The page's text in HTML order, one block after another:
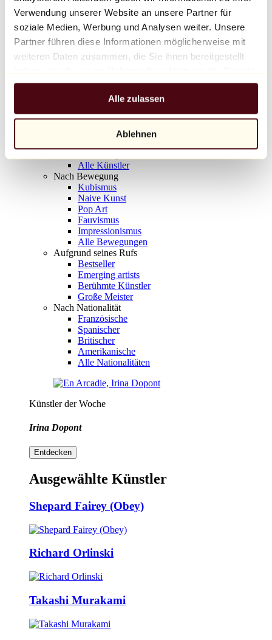
Verwendung unserer Website an unsere Partner für
soziale Medien, Werbung und Analysen weiter. Unsere
Partner führen diese Informationen möglicherweise mit
weiteren Daten zusammen, die Sie ihnen bereitgestellt
gesammelt haben.
Alle zulassen
Ablehnen
Balloon Dog (Orange)
Jeff Koons
10.000 €
Entdecken
Alle Bildhauer
Alle Fotografen
Alle Künstler
Nach Bewegung
Kubismus
Naive Kunst
Pop Art
Fauvismus
Impressionismus
Alle Bewegungen
Aufgrund seines Rufs
Bestseller
Emerging artists
Berühmte Künstler
Große Meister
Nach Nationalität
Französische
Spanischer
Britischer
Amerikanische
Alle Nationalitäten
Künstler der Woche
Irina Dopont
Entdecken
Ausgewählte Künstler
Shepard Fairey (Obey)
Richard Orlinski
Takashi Murakami